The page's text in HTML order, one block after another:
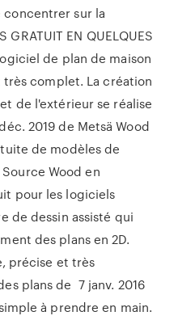
sur la
GRATUIT EN QUELQUES
de plan de maison
complet. La création
de l'extérieur se réalise
2019 de Metsä Wood
de modèles de
Wood en
pour les logiciels
de dessin assisté qui
des plans en 2D.
précise et très
plans de 7 janv. 2016
à prendre en main.